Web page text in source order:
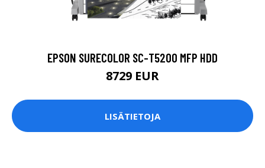
EPSON SURECOLOR SC-T5200 MFP HDD
8729 EUR
LISÄTIETOJA